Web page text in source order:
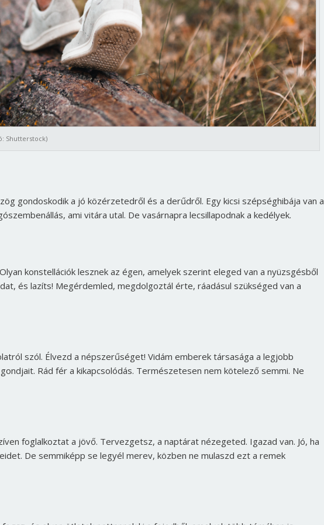
Shutterstock)
gondoskodik a jó közérzetedről és a derűdről. Egy kicsi szépséghibája van a
ami vitára utal. De vasárnapra lecsillapodnak a kedélyek.
konstellációk lesznek az égen, amelyek szerint eleged van a nyüzsgésből
és lazíts! Megérdemled, megdolgoztál érte, ráadásul szükséged van a
szól. Élvezd a népszerűséget! Vidám emberek társasága a legjobb
Rád fér a kikapcsolódás. Természetesen nem kötelező semmi. Ne
foglalkoztat a jövő. Tervezgetsz, a naptárat nézegeted. Igazad van. Jó, ha
De semmiképp se legyél merev, közben ne mulaszd ezt a remek